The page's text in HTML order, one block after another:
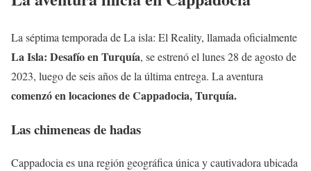
La séptima temporada de La isla: El Reality, llamada oficialmente
La Isla: Desafío en Turquía, se estrenó el lunes 28 de agosto de
2023, luego de seis años de la última entrega. La aventura
comenzó en locaciones de Cappadocia, Turquía.
Las chimeneas de hadas
Cappadocia es una región geográfica única y cautivadora ubicada